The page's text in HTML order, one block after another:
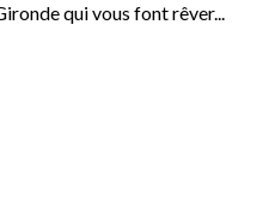
qui vous font rêver...